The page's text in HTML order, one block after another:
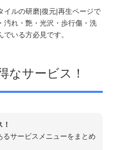
イルの研磨|復元|再生ページで
汚れ・艶・光沢・歩行傷・洗
いる方必見です。
なサービス！
るサービスメニューをまとめ